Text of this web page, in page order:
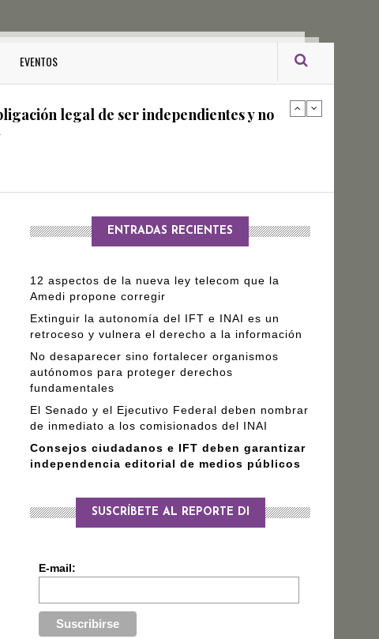
EVENTOS
legal de ser independientes y no
garantizar independencia editorial de
ENTRADAS RECIENTES
12 aspectos de la nueva ley telecom que la
Amedi propone corregir
Extinguir la autonomía del IFT e INAI es un
retroceso y vulnera el derecho a la información
No desaparecer sino fortalecer organismos
autónomos para proteger derechos
fundamentales
El Senado y el Ejecutivo Federal deben nombrar
de inmediato a los comisionados del INAI
Consejos ciudadanos e IFT deben garantizar
independencia editorial de medios públicos
SUSCRÍBETE AL REPORTE DI
E-mail: